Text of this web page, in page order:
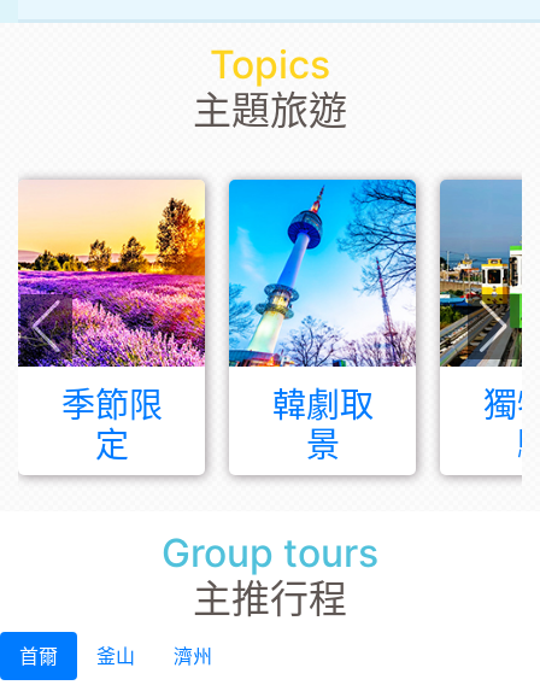
Topics
主題旅遊
季節限
定
韓劇取
景
獨
Group tours
主推行程
首爾 釜山 濟州